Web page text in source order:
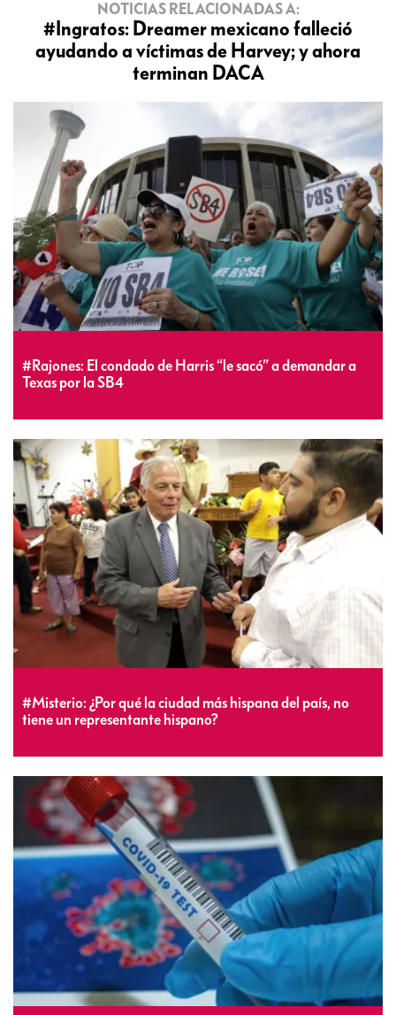
NOTICIAS RELACIONADAS A:
#Ingratos: Dreamer mexicano falleció
ayudando a víctimas de Harvey; y ahora
terminan DACA
#Rajones: El condado de Harris “le sacó” a demandar a
Texas por la SB4
#Misterio: ¿Por qué la ciudad más hispana del país, no
tiene un representante hispano?